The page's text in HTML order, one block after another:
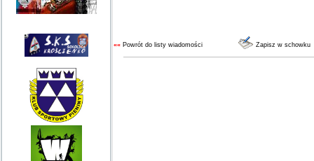
«« Powrót do listy wiadomości Zapisz w schowku